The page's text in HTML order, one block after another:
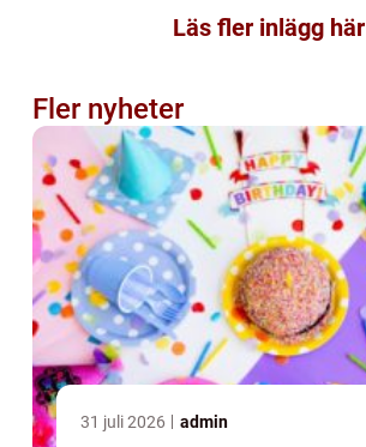
Läs fler inlägg här
Fler nyheter
31 juli 2026 admin